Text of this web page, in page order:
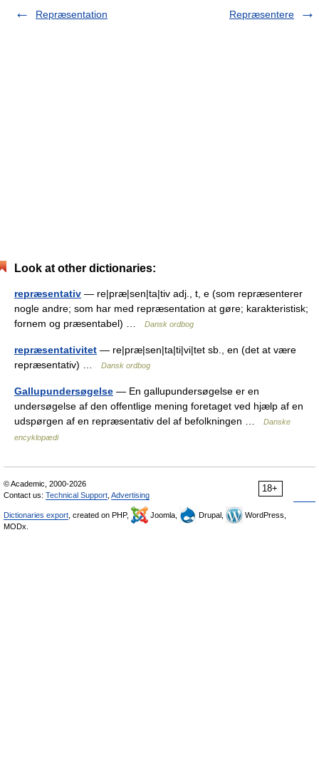
Repræsentation
Repræsentere
Look at other dictionaries:
repræsentativ — re|præ|sen|ta|tiv adj., t, e (som repræsenterer
nogle andre; som har med repræsentation at gøre; karakteristisk;
fornem og præsentabel) …
Dansk ordbog
repræsentativitet — re|præ|sen|ta|ti|vi|tet sb., en (det at være
repræsentativ) …
Dansk ordbog
Gallupundersøgelse — En gallupundersøgelse er en
undersøgelse af den offentlige mening foretaget ved hjælp af en
udspørgen af en repræsentativ del af befolkningen …
Danske
encyklopædi
18+
© Academic, 2000-2026
Contact us: Technical Support Advertising
Dictionaries export , created on PHP, Joomla, Drupal,
WordPress,
MODx.